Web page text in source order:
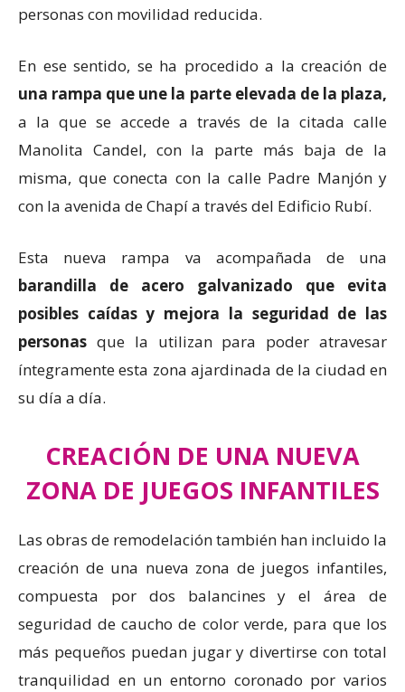
personas con movilidad reducida.
En ese sentido, se ha procedido a la creación de
una rampa que une la parte elevada de la plaza,
a la que se accede a través de la citada calle
Manolita Candel, con la parte más baja de la
misma, que conecta con la calle Padre Manjón y
con la avenida de Chapí a través del Edificio Rubí.
Esta nueva rampa va acompañada de una
barandilla de acero galvanizado que evita
posibles caídas y mejora la seguridad de las
personas que la utilizan para poder atravesar
íntegramente esta zona ajardinada de la ciudad en
su día a día.
CREACIÓN DE UNA NUEVA
ZONA DE JUEGOS INFANTILES
Las obras de remodelación también han incluido la
creación de una nueva zona de juegos infantiles,
compuesta por dos balancines y el área de
seguridad de caucho de color verde, para que los
más pequeños puedan jugar y divertirse con total
tranquilidad en un entorno coronado por varios